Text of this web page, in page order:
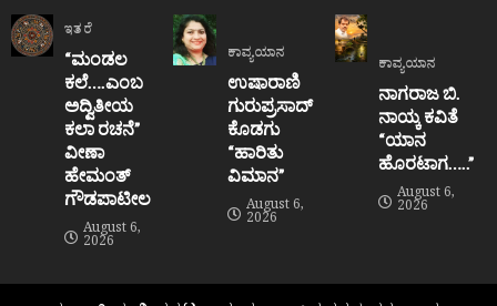
ಇತರೆ
“ಮಂಡಲ
ಕಲೆ….ಎಂಬ
ಅದ್ವಿತೀಯ
ಕಲಾ ರಚನೆ”‌
ವೀಣಾ
ಹೇಮಂತ್‌
ಗೌಡಪಾಟೀಲ
August 6,
2026
ಕಾವ್ಯಯಾನ
ಉಷಾರಾಣಿ
ಗುರುಪ್ರಸಾದ್
ಕೊಡಗು
“ಹಾರಿತು
ವಿಮಾನ”
August 6,
2026
ಕಾವ್ಯಯಾನ
ನಾಗರಾಜ ಬಿ.
ನಾಯ್ಕ ಕವಿತೆ
“ಯಾನ
ಹೊರಟಾಗ…..”
August 6,
2026